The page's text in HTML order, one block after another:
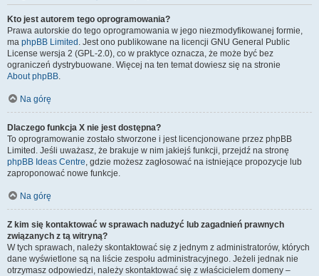
Kto jest autorem tego oprogramowania?
Prawa autorskie do tego oprogramowania w jego niezmodyfikowanej formie,
ma phpBB Limited . Jest ono publikowane na licencji GNU General Public
License wersja 2 (GPL-2.0), co w praktyce oznacza, że może być bez
ograniczeń dystrybuowane. Więcej na ten temat dowiesz się na stronie
About phpBB.
Na górę
Dlaczego funkcja X nie jest dostępna?
To oprogramowanie zostało stworzone i jest licencjonowane przez phpBB
Limited. Jeśli uważasz, że brakuje w nim jakiejś funkcji, przejdź na stronę
phpBB Ideas Centre, gdzie możesz zagłosować na istniejące propozycje lub
zaproponować nowe funkcje.
Na górę
Z kim się kontaktować w sprawach nadużyć lub zagadnień prawnych
związanych z tą witryną?
W tych sprawach, należy skontaktować się z jednym z administratorów, których
dane wyświetlone są na liście zespołu administracyjnego. Jeżeli jednak nie
otrzymasz odpowiedzi, należy skontaktować się z właścicielem domeny –